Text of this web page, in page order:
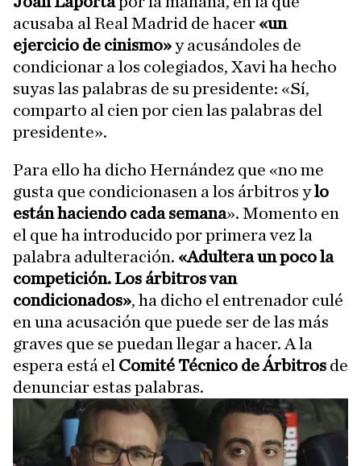
acusaba al Real Madrid de hacer «un
ejercicio de cinismo»y acusándoles de
condicionar a los colegiados, Xavi ha hecho
suyas las palabras de su presidente: «Sí,
comparto al cien por cien las palabras del
presidente».
Para ello ha dicho Hernández que «no me
gusta que condicionasen a los árbitros ylo
están haciendo cada semana». Momento en
el que ha introducido por primera vez la
palabra adulteración. «Adultera un poco la
competición. Los árbitros van
condicionados», ha dicho el entrenador culé
en una acusación que puede ser de las más
graves que se puedan llegar a hacer. A la
espera está el Comité Técnico de Árbitros de
denunciar estas palabras.